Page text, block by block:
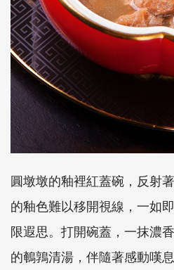
圓墩墩的釉裡紅蓋碗，反射
的釉色難以移開視線，一如
限遐思。打開碗蓋，一抹濃
的鵪鶉清湯，伴隨著感動嘆